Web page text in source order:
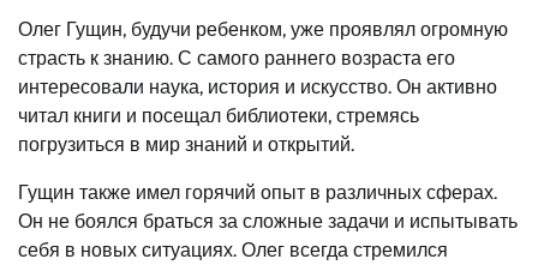
Олег Гущин, будучи ребенком, уже проявлял огромную
страсть к знанию. С самого раннего возраста его
интересовали наука, история и искусство. Он активно
читал книги и посещал библиотеки, стремясь
погрузиться в мир знаний и открытий.
Гущин также имел горячий опыт в различных сферах.
Он не боялся браться за сложные задачи и испытывать
себя в новых ситуациях. Олег всегда стремился